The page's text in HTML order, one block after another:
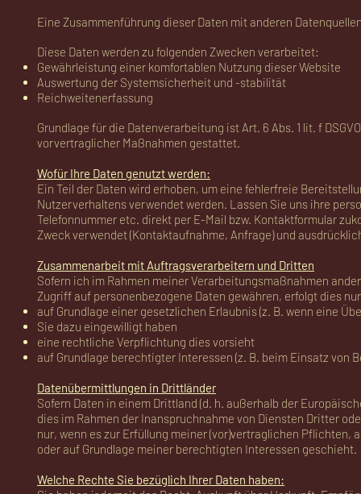
Eine Zusammenführung dieser Daten mit anderen
Diese Daten werden zu folgenden Zwecken verarbeitet:
Gewährleistung einer komfortablen Nutzung dieser Website
Auswertung der Systemsicherheit und -stabilität
Reichweitenerfassung
Grundlage für die Datenverarbeitung ist Art. 6 Abs. 1 lit. f
vorvertraglicher Maßnahmen gestattet.
Wofür Ihre Daten genutzt werden:
Ein Teil der Daten wird erhoben, um eine fehlerfreie
Nutzerverhaltens verwendet werden. Lassen Sie uns ihre
Telefonnummer etc. direkt per E-Mail bzw. Kontaktformular
Zweck verwendet (Kontaktaufnahme, Anfrage) und
Zusammenarbeit mit Auftragsverarbeitern und Dritten
Sofern ich im Rahmen meiner Verarbeitungsmaßnahmen
Zugriff auf personenbezogene Daten gewähren, erfolgt dies nur
auf Grundlage einer gesetzlichen Erlaubnis (z. B. wenn eine
Sie dazu eingewilligt haben
eine rechtliche Verpflichtung dies vorsieht
auf Grundlage berechtigter Interessen (z. B. beim Einsatz von
Datenübermittlungen in Drittländer
Sofern Daten in einem Drittland (d. h. außerhalb der
dies im Rahmen der Inanspruchnahme von Diensten Dritter
nur, wenn es zur Erfüllung meiner (vor)vertraglichen
oder auf Grundlage meiner berechtigten Interessen geschieht.
Welche Rechte Sie bezüglich Ihrer Daten haben: